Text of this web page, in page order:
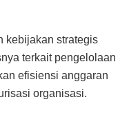
kebijakan strategis
terkait pengelolaan
efisiensi anggaran
organisasi.